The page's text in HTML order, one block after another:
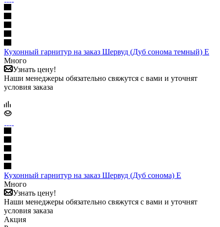
Кухонный гарнитур на заказ Шервуд (Дуб сонома темный) Е
Много
Узнать цену!
Наши менеджеры обязательно свяжутся с вами и уточнят
условия заказа
Кухонный гарнитур на заказ Шервуд (Дуб сонома) Е
Много
Узнать цену!
Наши менеджеры обязательно свяжутся с вами и уточнят
условия заказа
Акция